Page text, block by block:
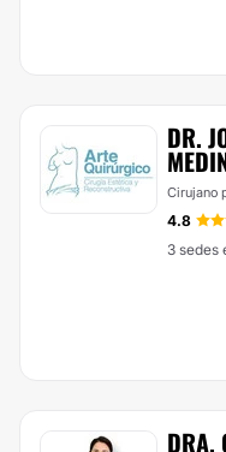
DR.
Cirujano
4.8
3 sedes
DRA.